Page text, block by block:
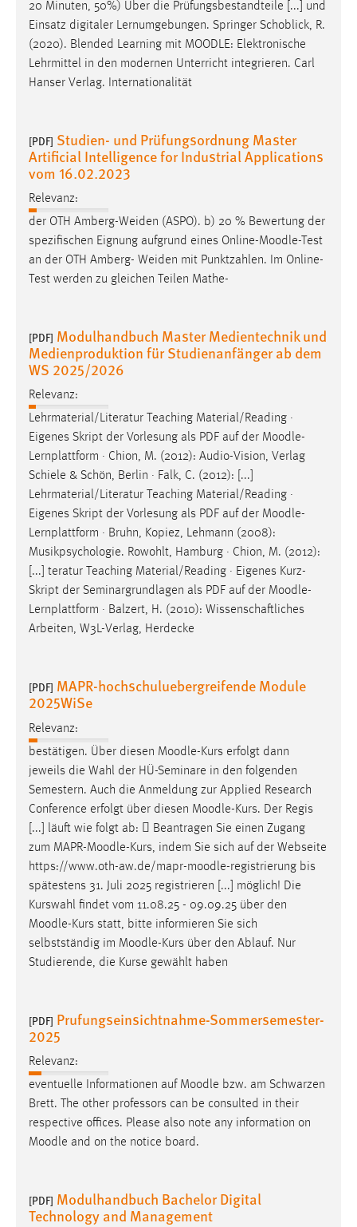
20 Minuten, 50%) Über die Prüfungsbestandteile [...] und
Einsatz digitaler Lernumgebungen. Springer Schoblick, R.
(2020). Blended Learning mit MOODLE: Elektronische
Lehrmittel in den modernen Unterricht integrieren. Carl
Hanser Verlag. Internationalität
[PDF] Studien- und Prüfungsordnung Master
Artificial Intelligence for Industrial Applications
vom 16.02.2023
Relevanz:
der OTH Amberg-Weiden (ASPO). b) 20 % Bewertung der
spezifischen Eignung aufgrund eines Online-Moodle-Test
an der OTH Amberg- Weiden mit Punktzahlen. Im Online-
Test werden zu gleichen Teilen Mathe-
[PDF] Modulhandbuch Master Medientechnik und
Medienproduktion für Studienanfänger ab dem
WS 2025/2026
Relevanz:
Lehrmaterial/Literatur Teaching Material/Reading ·
Eigenes Skript der Vorlesung als PDF auf der Moodle-
Lernplattform · Chion, M. (2012): Audio-Vision, Verlag
Schiele & Schön, Berlin · Falk, C. (2012): [...]
Lehrmaterial/Literatur Teaching Material/Reading ·
Eigenes Skript der Vorlesung als PDF auf der Moodle-
Lernplattform · Bruhn, Kopiez, Lehmann (2008):
Musikpsychologie. Rowohlt, Hamburg · Chion, M. (2012):
[...] teratur Teaching Material/Reading · Eigenes Kurz-
Skript der Seminargrundlagen als PDF auf der Moodle-
Lernplattform · Balzert, H. (2010): Wissenschaftliches
Arbeiten, W3L-Verlag, Herdecke
[PDF] MAPR-hochschuluebergreifende Module
2025WiSe
Relevanz:
bestätigen. Über diesen Moodle-Kurs erfolgt dann
jeweils die Wahl der HÜ-Seminare in den folgenden
Semestern. Auch die Anmeldung zur Applied Research
Conference erfolgt über diesen Moodle-Kurs. Der Regis
[...] läuft wie folgt ab:  Beantragen Sie einen Zugang
zum MAPR-Moodle-Kurs, indem Sie sich auf der Webseite
https://www.oth-aw.de/mapr-moodle-registrierung bis
spätestens 31. Juli 2025 registrieren [...] möglich! Die
Kurswahl findet vom 11.08.25 - 09.09.25 über den
Moodle-Kurs statt, bitte informieren Sie sich
selbstständig im Moodle-Kurs über den Ablauf. Nur
Studierende, die Kurse gewählt haben
[PDF] Prufungseinsichtnahme-Sommersemester-
2025
Relevanz:
eventuelle Informationen auf Moodle bzw. am Schwarzen
Brett. The other professors can be consulted in their
respective offices. Please also note any information on
Moodle and on the notice board.
[PDF] Modulhandbuch Bachelor Digital
Technology and Management